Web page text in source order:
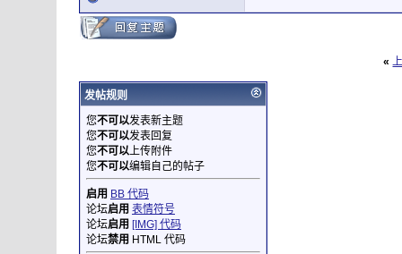
«
发帖规则
您不可以发表新主题
您不可以发表回复
您不可以上传附件
您不可以编辑自己的帖子
启用 BB 代码
论坛启用 表情符号
论坛启用 [IMG] 代码
论坛禁用 HTML 代码